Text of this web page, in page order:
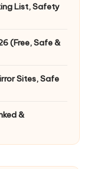
List, Safety
(Free, Safe &
Sites, Safe
&